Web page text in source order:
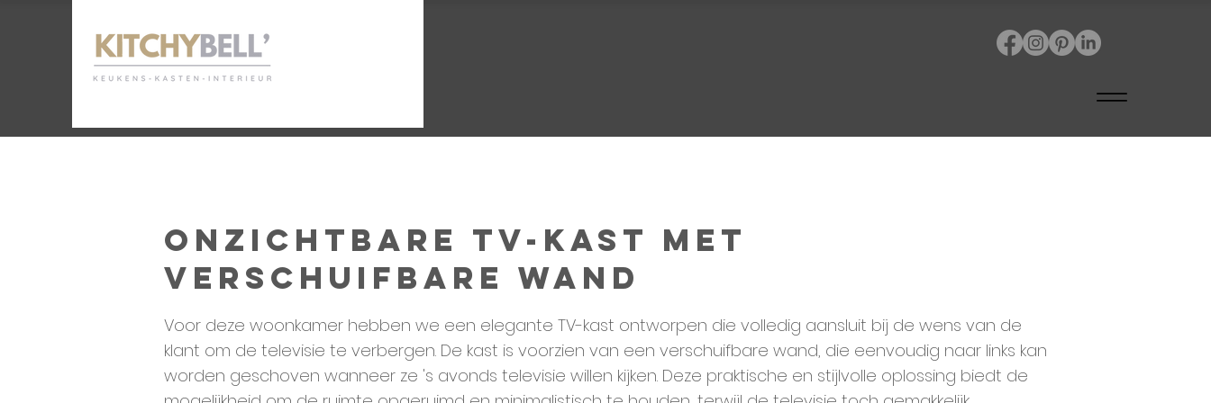
Onzichtbare TV-kast met
verschuifbare wand
Voor deze woonkamer hebben we een elegante TV-kast ontworpen die volledig aansluit bij de wens van de
klant om de televisie te verbergen. De kast is voorzien van een verschuifbare wand, die eenvoudig naar links kan
worden geschoven wanneer ze 's avonds televisie willen kijken. Deze praktische en stijlvolle oplossing biedt de